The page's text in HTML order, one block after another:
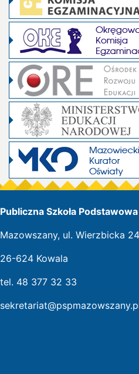
Publiczna Szkoła
Mazowszany, ul. Wierzbicka
26-624 Kowala
tel. 48 377 32 33